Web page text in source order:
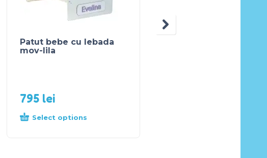
Patut bebe cu lebada
mov-lila
795 lei
Select options